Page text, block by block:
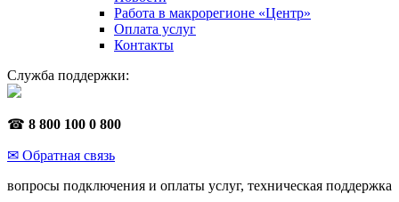
Работа в макрорегионе «Центр»
Оплата услуг
Контакты
Служба поддержки:
☎ 8 800 100 0 800
✉ Обратная связь
вопросы подключения и оплаты услуг, техническая поддержка